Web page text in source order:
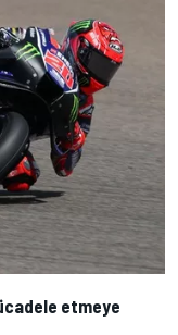
etmeye